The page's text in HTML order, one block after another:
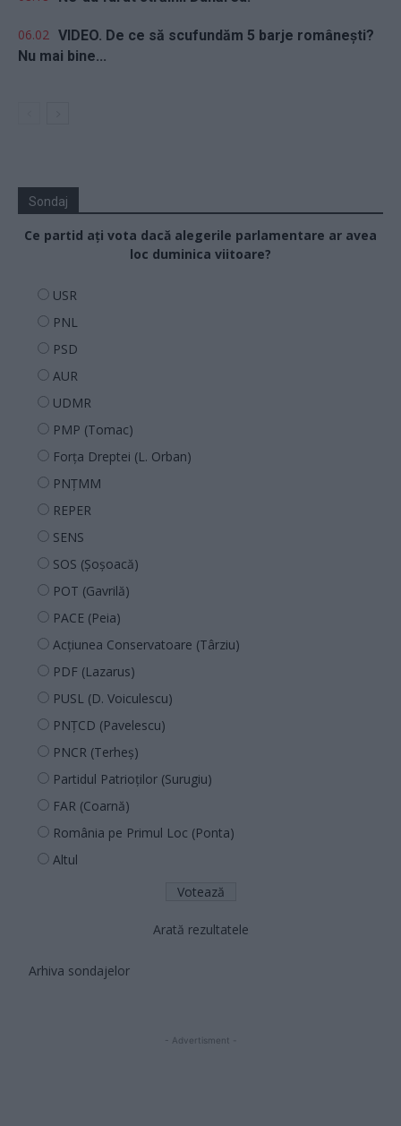
06.02 VIDEO. De ce să scufundăm 5 barje românești?
Nu mai bine...
Sondaj
Ce partid ați vota dacă alegerile parlamentare ar avea
loc duminica viitoare?
USR
PNL
PSD
AUR
UDMR
PMP (Tomac)
Forța Dreptei (L. Orban)
PNȚMM
REPER
SENS
SOS (Șoșoacă)
POT (Gavrilă)
PACE (Peia)
Acțiunea Conservatoare (Târziu)
PDF (Lazarus)
PUSL (D. Voiculescu)
PNȚCD (Pavelescu)
PNCR (Terheș)
Partidul Patrioților (Surugiu)
FAR (Coarnă)
România pe Primul Loc (Ponta)
Altul
Arată rezultatele
Arhiva sondajelor
- Advertisment -